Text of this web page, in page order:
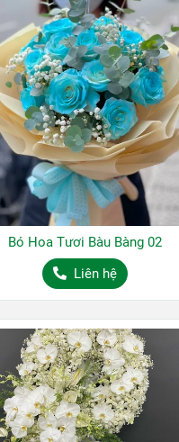
Bó Hoa Tươi Bàu Bàng 02
Liên hệ